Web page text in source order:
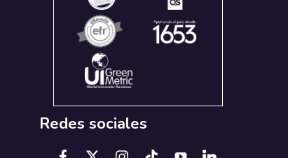
Redes sociales